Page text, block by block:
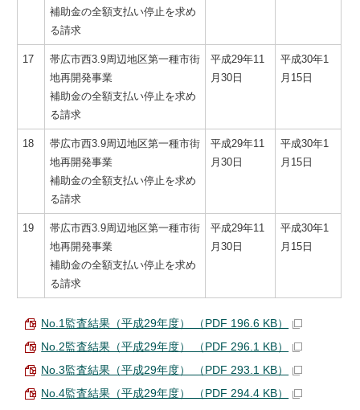
補助金の全額支払い停止を求め
る請求
17
帯広市西3.9周辺地区第一種市街
地再開発事業
補助金の全額支払い停止を求め
る請求
平成29年11
月30日
平成30年1
月15日
18
帯広市西3.9周辺地区第一種市街
地再開発事業
補助金の全額支払い停止を求め
る請求
平成29年11
月30日
平成30年1
月15日
19
帯広市西3.9周辺地区第一種市街
地再開発事業
補助金の全額支払い停止を求め
る請求
平成29年11
月30日
平成30年1
月15日
No.1監査結果（平成29年度） （PDF 196.6 KB）
No.2監査結果（平成29年度） （PDF 296.1 KB）
No.3監査結果（平成29年度） （PDF 293.1 KB）
No.4監査結果（平成29年度） （PDF 294.4 KB）